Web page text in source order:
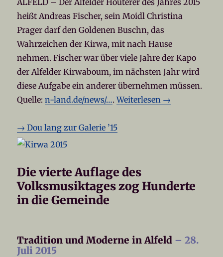
heißt Andreas Fischer, sein Moidl Christina
Prager darf den Goldenen Buschn, das
Wahrzeichen der Kirwa, mit nach Hause
nehmen. Fischer war über viele Jahre der Kapo
der Alfelder Kirwaboum, im nächsten Jahr wird
diese Aufgabe ein anderer übernehmen müssen.
Quelle:n-land.de/news/….Weiterlesen →
→ Dou lang zur Galerie ’15
Die vierte Auflage des
Volksmusiktages zog Hunderte
in die Gemeinde
Tradition und Moderne in Alfeld – 28.
Juli 2015